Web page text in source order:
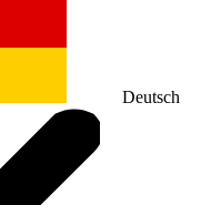
Deutsch